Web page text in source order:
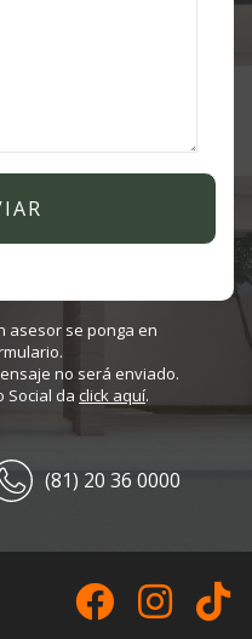
asesor se ponga en
no será enviado.
Social da click aquí.
(81) 20 36 0000